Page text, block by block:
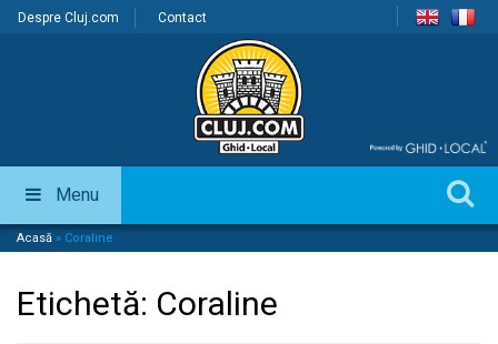
Despre Cluj.com Contact
Menu
Acasă » Coraline
Etichetă: Coraline